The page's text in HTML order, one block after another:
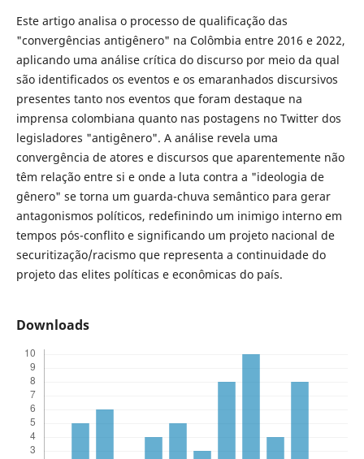
Este artigo analisa o processo de qualificação das
"convergências antigênero" na Colômbia entre 2016 e 2022,
aplicando uma análise crítica do discurso por meio da qual
são identificados os eventos e os emaranhados discursivos
presentes tanto nos eventos que foram destaque na
imprensa colombiana quanto nas postagens no Twitter dos
legisladores "antigênero". A análise revela uma
convergência de atores e discursos que aparentemente não
têm relação entre si e onde a luta contra a "ideologia de
gênero" se torna um guarda-chuva semântico para gerar
antagonismos políticos, redefinindo um inimigo interno em
tempos pós-conflito e significando um projeto nacional de
securitização/racismo que representa a continuidade do
projeto das elites políticas e econômicas do país.
Downloads